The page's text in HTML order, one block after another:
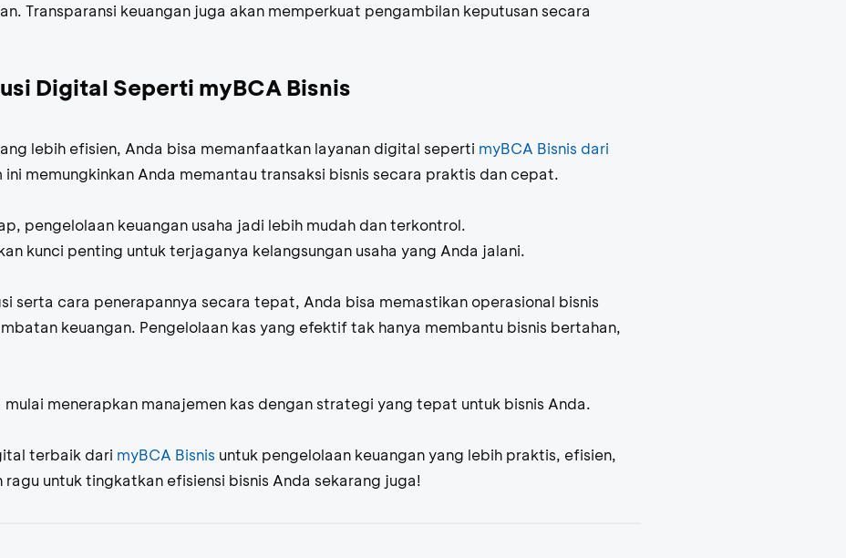
Transparansi keuangan juga akan memperkuat pengambilan keputusan secara
Digital Seperti myBCA Bisnis
lebih efisien, Anda bisa memanfaatkan layanan digital seperti myBCA Bisnis dari
ini memungkinkan Anda memantau transaksi bisnis secara praktis dan cepat.
pengelolaan keuangan usaha jadi lebih mudah dan terkontrol.
kunci penting untuk terjaganya kelangsungan usaha yang Anda jalani.
serta cara penerapannya secara tepat, Anda bisa memastikan operasional bisnis
keuangan. Pengelolaan kas yang efektif tak hanya membantu bisnis bertahan,
mulai menerapkan manajemen kas dengan strategi yang tepat untuk bisnis Anda.
terbaik dari myBCA Bisnis untuk pengelolaan keuangan yang lebih praktis, efisien,
untuk tingkatkan efisiensi bisnis Anda sekarang juga!